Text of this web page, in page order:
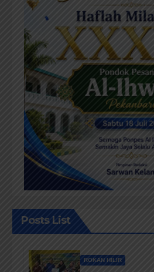
Posts List
ROKAN HILIR